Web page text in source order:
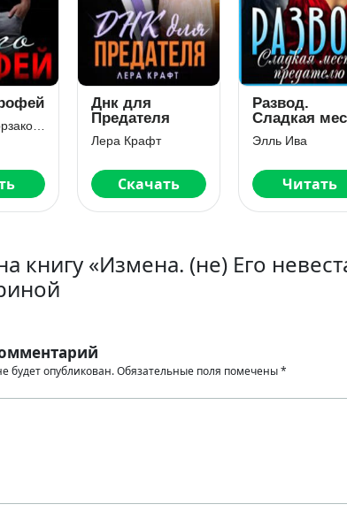
Днк для
Предателя
Лера Крафт
Скачать
Развод.
Сладкая
предателю
Элль Ива
Читать
книгу «Измена. (не) Его
будет опубликован.Обязательные поля помечены*